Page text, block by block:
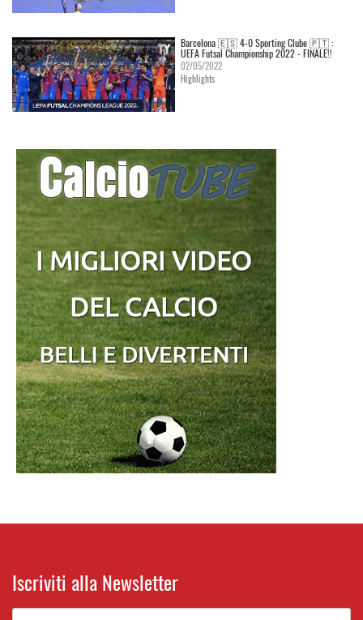
Barcelona 🇪🇸 4-0 Sporting Clube 🇵🇹 :
UEFA Futsal Championship 2022 - FINALE!!
02/05/2022
Highlights
Iscriviti alla Newsletter